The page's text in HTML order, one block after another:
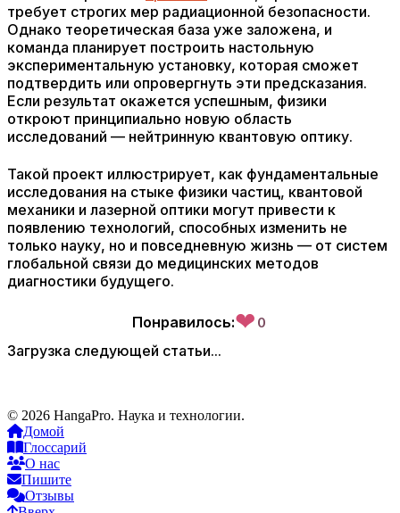
требует строгих мер радиационной безопасности.
Однако теоретическая база уже заложена, и
команда планирует построить настольную
экспериментальную установку, которая сможет
подтвердить или опровергнуть эти предсказания.
Если результат окажется успешным, физики
откроют принципиально новую область
исследований — нейтринную квантовую оптику.
Такой проект иллюстрирует, как фундаментальные
исследования на стыке физики частиц, квантовой
механики и лазерной оптики могут привести к
появлению технологий, способных изменить не
только науку, но и повседневную жизнь — от систем
глобальной связи до медицинских методов
диагностики будущего.
Понравилось:❤ 0
Загрузка следующей статьи...
© 2026 HangaPro. Наука и технологии.
Домой
Глоссарий
О нас
Пишите
Отзывы